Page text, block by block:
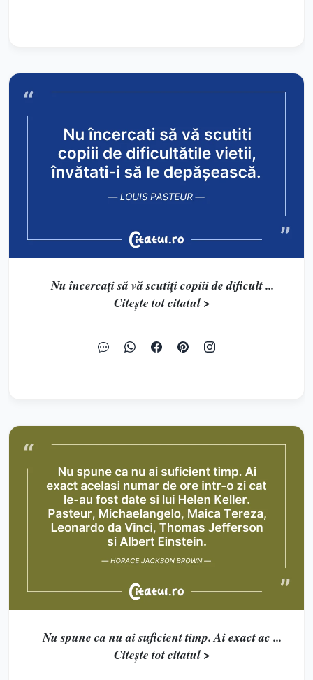
Nu încercați să vă scutiți copiii de dificult ...
Citește tot citatul >
Nu spune ca nu ai suficient timp. Ai exact ac ...
Citește tot citatul >